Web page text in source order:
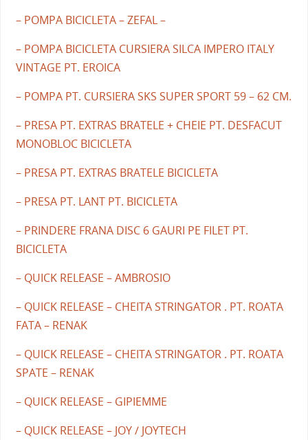
– POMPA BICICLETA – ZEFAL –
– POMPA BICICLETA CURSIERA SILCA IMPERO ITALY
VINTAGE PT. EROICA
– POMPA PT. CURSIERA SKS SUPER SPORT 59 – 62 CM.
– PRESA PT. EXTRAS BRATELE + CHEIE PT. DESFACUT
MONOBLOC BICICLETA
– PRESA PT. EXTRAS BRATELE BICICLETA
– PRESA PT. LANT PT. BICICLETA
– PRINDERE FRANA DISC 6 GAURI PE FILET PT.
BICICLETA
– QUICK RELEASE – AMBROSIO
– QUICK RELEASE – CHEITA STRINGATOR . PT. ROATA
FATA – RENAK
– QUICK RELEASE – CHEITA STRINGATOR . PT. ROATA
SPATE – RENAK
– QUICK RELEASE – GIPIEMME
– QUICK RELEASE – JOY / JOYTECH